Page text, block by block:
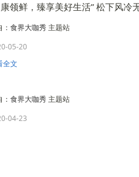
康领鲜，臻享美好生活” 松下风冷
食界大咖秀 主题站
05-20
全文
食界大咖秀 主题站
04-23